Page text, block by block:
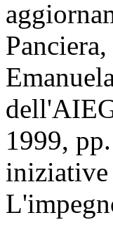
1999,
iniziative